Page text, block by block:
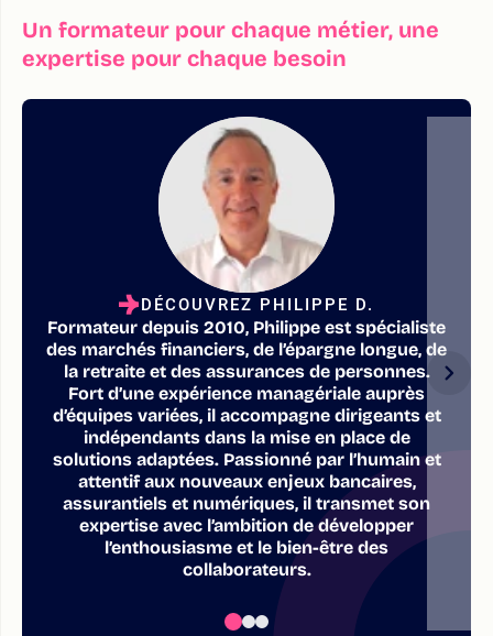
Un formateur pour chaque métier, une
expertise pour chaque besoin
DÉCOUVREZ PHILIPPE D.
Formateur depuis 2010, Philippe est spécialiste
des marchés financiers, de l’épargne longue, de
la retraite et des assurances de personnes.
Fort d’une expérience managériale auprès
d’équipes variées, il accompagne dirigeants et
indépendants dans la mise en place de
solutions adaptées. Passionné par l’humain et
attentif aux nouveaux enjeux bancaires,
assurantiels et numériques, il transmet son
expertise avec l’ambition de développer
l’enthousiasme et le bien-être des
collaborateurs.